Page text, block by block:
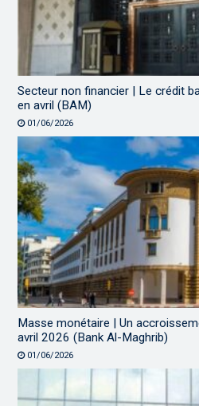
Secteur non financier | Le crédit
en avril (BAM)
01/06/2026
Masse monétaire | Un
avril 2026 (Bank Al-Maghrib)
01/06/2026